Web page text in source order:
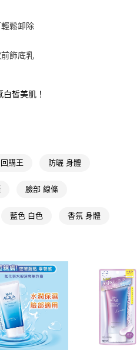
付」後，將跳轉至「AFTEE先享後付」
，即可完成結帳。
知簡訊。
擊此簡訊中的連結，可透過四大超商／
款，方視為交易完成。
訂單仍視為有效，需透過AFTEE先享
資料，並將交易相關給付款項請求債
以下網址：
辦者引起之損失，本公司不負相關責
度不足之情形，本公司將視審查結果
人資訊註冊。若發現惡意使用之情形，
用戶之使用額度並採取法律行動。
運費
運費
運費
運費
)免運費
貨)
)免運費
鬆卸除
飾底乳
皙美肌！
購王 防曬 身體
臉部 線條
藍色 白色 香氛 身體